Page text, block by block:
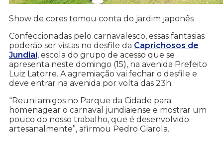
Show de cores tomou conta do jardim japonês
Confeccionadas pelo carnavalesco, essas fantasias
poderão ser vistas no desfile da Caprichosos de
Jundiaí, escola do grupo de acesso que se
apresenta neste domingo (15), na avenida Prefeito
Luiz Latorre. A agremiação vai fechar o desfile e
deve entrar na avenida por volta das 23h.
“Reuni amigos no Parque da Cidade para
homenagear o carnaval jundiaiense e mostrar um
pouco do nosso trabalho, que é desenvolvido
artesanalmente”, afirmou Pedro Giarola.